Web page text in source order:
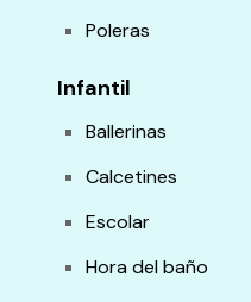
Poleras
Infantil
Ballerinas
Calcetines
Escolar
Hora del baño